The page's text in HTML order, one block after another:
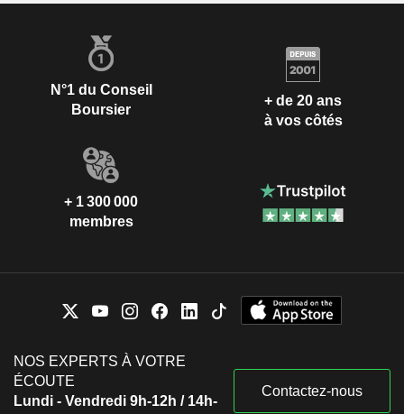
N°1 du Conseil
Boursier
+ de 20 ans
à vos côtés
+ 1 300 000
membres
NOS EXPERTS À VOTRE
ÉCOUTE
Lundi - Vendredi 9h-12h / 14h-
Contactez-nous